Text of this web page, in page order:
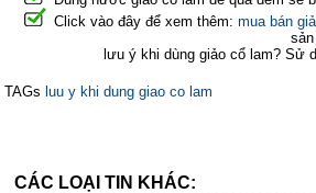
Click vào đây để xem thêm: mua bán
lưu ý khi dùng giảo cổ lam? Sử
TAGs luu y khi dung giao co lam
CÁC LOẠI TIN KHÁC: